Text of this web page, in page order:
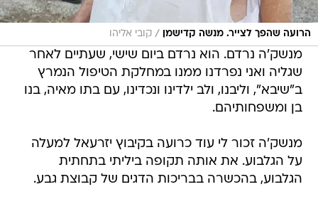
הרועה שהפך לצייר. מנשה קדישמן / קובי אליהו
מנשק'ה נרדם. הוא נרדם ביום שישי, שעתיים לאחר
שגליה ואני נפרדנו ממנו במחלקת הטיפול הנמרץ
ב"שיבא", וליבנו, ולב ילדינו ונכדינו, עם בתו מאיה, בנו
בן ומשפחותיהם.
מנשק'ה זכור לי עוד כרועה בקיבוץ יזרעאל למעלה
על הגלבוע. את אותה תקופה ביליתי בתחתית
הגלבוע, בהכשרה בבריכות הדגים של קבוצת גבע.